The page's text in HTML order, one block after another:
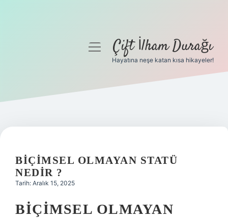
Gizlilik Politikası
Yasal Uyarı
menüyüÇift İlham Durağı
Hayatına neşe katan kısa hikayeler!
BIÇIMSEL OLMAYAN STATÜ
NEDIR ?
Tarih: Aralık 15, 2025
BIÇIMSEL OLMAYAN